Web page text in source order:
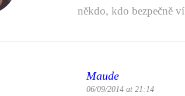
někdo, kdo bezpečně
Maude
06/09/2014 at 21:14